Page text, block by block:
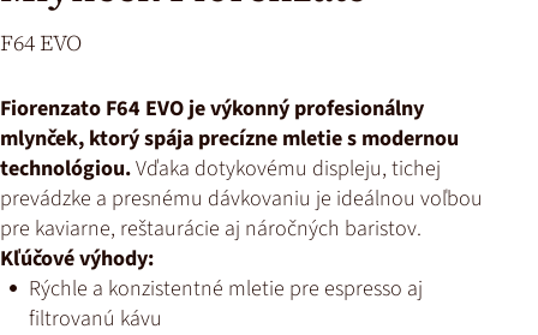
F64 EVO
Fiorenzato F64 EVO je výkonný profesionálny
mlynček, ktorý spája precízne mletie s modernou
technológiou.Vďaka dotykovému displeju, tichej
prevádzke a presnému dávkovaniu je ideálnou voľbou
pre kaviarne, reštaurácie aj náročných baristov.
Kľúčové výhody:
Rýchle a konzistentné mletie pre espresso aj
filtrovanú kávu